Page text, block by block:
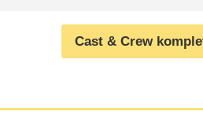
Cast & Crew